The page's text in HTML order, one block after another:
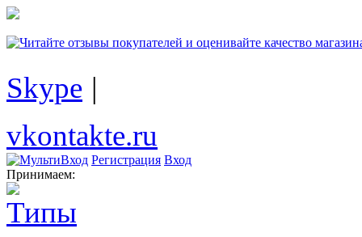
Skype |
vkontakte.ru
Регистрация Вход
Принимаем: